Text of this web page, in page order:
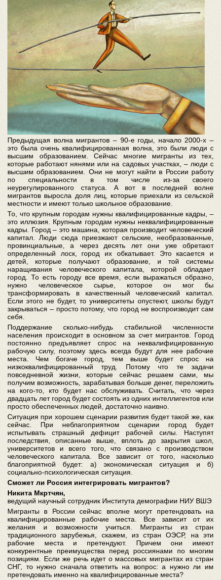
Предыдущая волна мигрантов – 90-е годы, начало 2000-х –
это была очень квалифицированная волна, это были люди с
высшим образованием. Сейчас многие мигранты из тех,
которые работают нянями или на садовых участках, – люди с
высшим образованием. Они не могут найти в России работу
по специальности в том числе из-за своего
неурегулированного статуса. А вот в последней волне
мигрантов выросла доля лиц, которые приехали из сельской
местности и имеют только школьное образование.
То, что крупным городам нужны квалифицированные кадры, –
это иллюзия. Крупным городам нужны неквалифицированные
кадры. Город – это машина, которая производит человеческий
капитал. Люди сюда приезжают сельские, необразованные,
провинциальные, а через десять лет они уже обретают
определенный лоск, город их обкатывает. Это касается и
детей, которые получают образование, и той системы
наращивания человеческого капитала, которой обладает
город. То есть городу все время, если выражаться образно,
нужно человеческое сырье, которое он мог бы
трансформировать в качественный человеческий капитал.
Если этого не будет, то университеты опустеют, школы будут
закрываться – просто потому, что город не воспроизводит сам
себя.
Поддержание сколько-нибудь стабильной численности
населения происходит в основном за счет мигрантов. Город
постоянно предъявляет спрос на неквалифицированную
рабочую силу, поэтому здесь всегда будут для нее рабочие
места. Чем богаче город, тем выше будет спрос на
низкоквалифицированный труд. Потому что те задачи
повседневной жизни, которые сейчас решаем сами, мы
получим возможность, зарабатывая больше денег, переложить
на кого-то, кто будет нас обслуживать. Считать, что через
двадцать лет город будет состоять из одних интеллигентов или
просто обеспеченных людей, достаточно наивно.
Ситуация при хорошем сценарии развития будет такой же, как
сейчас. При неблагоприятном сценарии город будет
испытывать страшный дефицит рабочей силы. Наступят
последствия, описанные выше, вплоть до закрытия школ,
университетов и всего того, что связано с производством
человеческого капитала. Все зависит от того, насколько
благоприятной будет: а) экономическая ситуация и б)
социально-психологическая ситуация.
Сможет ли Россия интегрировать мигрантов?
Никита Мкртчян,
ведущий научный сотрудник Института демографии НИУ ВШЭ
Мигранты в России сейчас вполне могут претендовать на
квалифицированные рабочие места. Все зависит от их
желания и возможности учиться. Мигранты из стран
традиционного зарубежья, скажем, из стран ОЭСР, на эти
рабочие места и претендуют. Причем они имеют
конкурентные преимущества перед россиянами по многим
позициям. Если же речь идет о массовых мигрантах из стран
СНГ, то нужно сначала ответить на вопрос: а нужно ли им
претендовать именно на квалифицированные места?